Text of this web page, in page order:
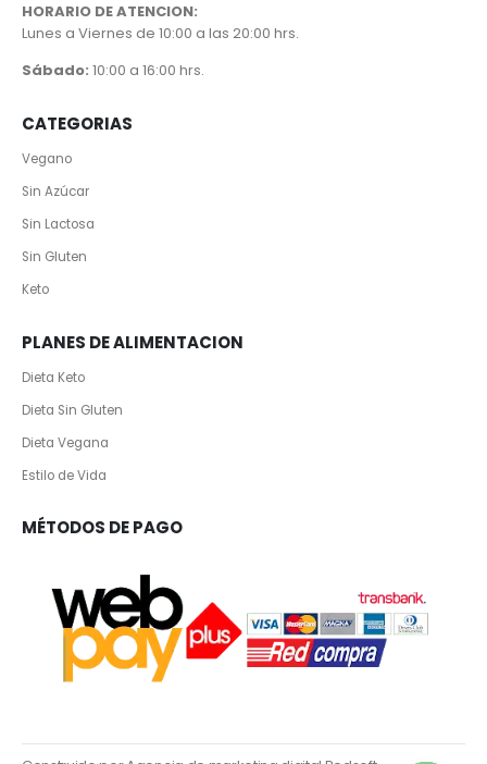
HORARIO DE ATENCION:
Lunes a Viernes de 10:00 a las 20:00 hrs.
Sábado: 10:00 a 16:00 hrs.
CATEGORIAS
Vegano
Sin Azúcar
Sin Lactosa
Sin Gluten
Keto
PLANES DE ALIMENTACION
Dieta Keto
Dieta Sin Gluten
Dieta Vegana
Estilo de Vida
MÉTODOS DE PAGO